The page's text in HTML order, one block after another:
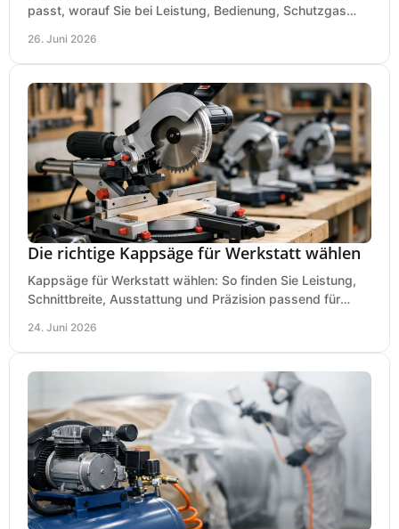
passt, worauf Sie bei Leistung, Bedienung, Schutzgas
26. Juni 2026
Die richtige Kappsäge für Werkstatt wählen
Kappsäge für Werkstatt wählen: So finden Sie Leistung,
Schnittbreite, Ausstattung und Präzision passend für
24. Juni 2026